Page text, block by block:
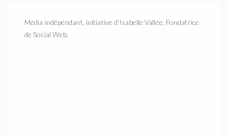
Média indépendant, initiative d'Isabelle Vallée, Fondatrice
de Social Web.